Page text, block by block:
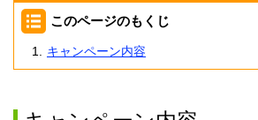
このページのもくじ
キャンペーン内容